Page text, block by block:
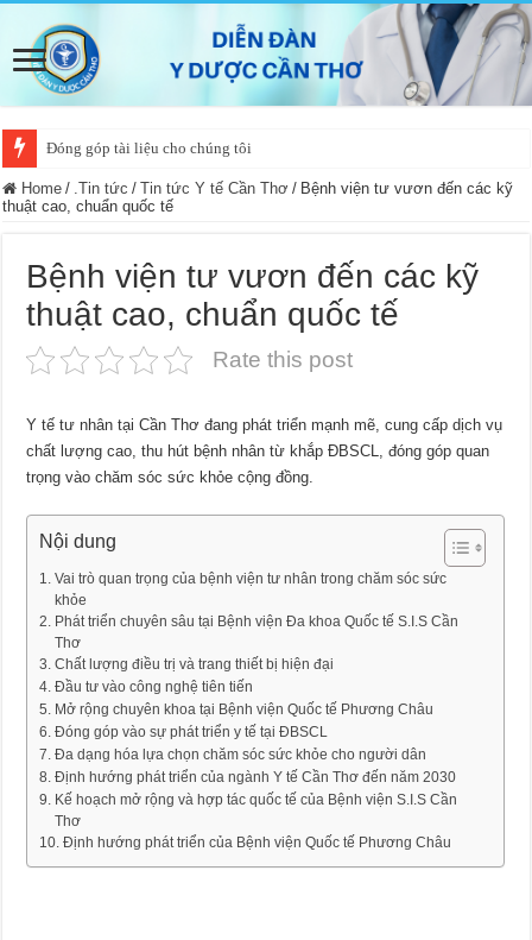
Đóng góp tài liệu cho chúng tôi
Home / .Tin tức / Tin tức Y tế Cần Thơ / Bệnh viện tư vươn đến các kỹ
thuật cao, chuẩn quốc tế
Bệnh viện tư vươn đến các kỹ
thuật cao, chuẩn quốc tế
Rate this post
Y tế tư nhân tại Cần Thơ đang phát triển mạnh mẽ, cung cấp dịch vụ
chất lượng cao, thu hút bệnh nhân từ khắp ĐBSCL, đóng góp quan
trọng vào chăm sóc sức khỏe cộng đồng.
Nội dung
Vai trò quan trọng của bệnh viện tư nhân trong chăm sóc sức
khỏe
Phát triển chuyên sâu tại Bệnh viện Đa khoa Quốc tế S.I.S Cần
Thơ
Chất lượng điều trị và trang thiết bị hiện đại
Đầu tư vào công nghệ tiên tiến
Mở rộng chuyên khoa tại Bệnh viện Quốc tế Phương Châu
Đóng góp vào sự phát triển y tế tại ĐBSCL
Đa dạng hóa lựa chọn chăm sóc sức khỏe cho người dân
Định hướng phát triển của ngành Y tế Cần Thơ đến năm 2030
Kế hoạch mở rộng và hợp tác quốc tế của Bệnh viện S.I.S Cần
Thơ
Định hướng phát triển của Bệnh viện Quốc tế Phương Châu